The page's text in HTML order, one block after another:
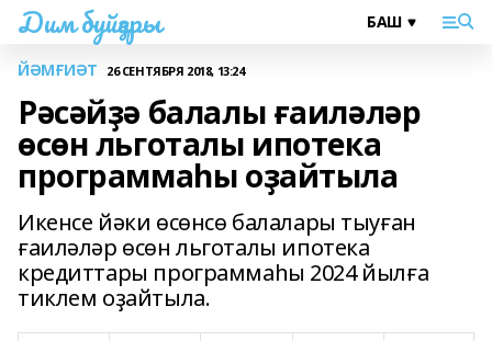
Дим буйҙары
ЙӘМҒИӘТ 26 СЕНТЯБРЯ 2018, 13:24
Рәсәйҙә балалы ғаиләләр
өсөн льготалы ипотека
программаһы оҙайтыла
Икенсе йәки өсөнсө балалары тыуған
ғаиләләр өсөн льготалы ипотека
кредиттары программаһы 2024 йылға
тиклем оҙайтыла.